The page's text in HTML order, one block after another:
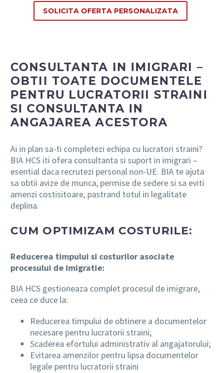
SOLICITA OFERTA PERSONALIZATA
CONSULTANTA IN IMIGRARI –
OBTII TOATE DOCUMENTELE
PENTRU LUCRATORII STRAINI
SI CONSULTANTA IN
ANGAJAREA ACESTORA
Ai in plan sa-ti completezi echipa cu lucratori straini?
BIA HCS iti ofera consultanta si suport in imigrari –
esential daca recrutezi personal non-UE. BIA te ajuta
sa obtii avize de munca, permise de sedere si sa eviti
amenzi costisitoare, pastrand totul in legalitate
deplina.
CUM OPTIMIZAM COSTURILE:
Reducerea timpului si costurilor asociate
procesului de imigratie:
BIA HCS gestioneaza complet procesul de imigrare,
ceea ce duce la:
Reducerea timpului de obtinere a documentelor
necesare pentru lucratorii straini;
Scaderea efortului administrativ al angajatorului;
Evitarea amenzilor pentru lipsa documentelor
legale pentru lucratorii straini